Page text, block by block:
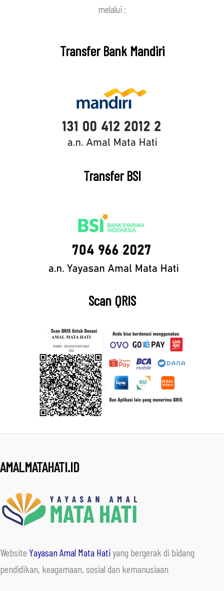
melalui :
Transfer Bank Mandiri
Transfer BSI
Scan QRIS
AMALMATAHATI.ID
Website Yayasan Amal Mata Hatiyang bergerak di bidang
pendidikan, keagamaan, sosial dan kemanusiaan